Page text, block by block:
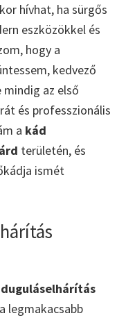
hívhat, ha sürgős
eszközökkel és
hogy a
kedvező
az első
és professzionális
a kád
területén, és
ismét
legmakacsabb